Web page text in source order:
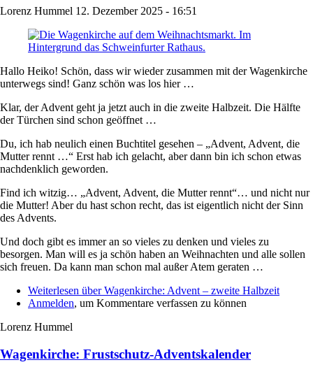
Lorenz Hummel 12. Dezember 2025 - 16:51
Hallo Heiko! Schön, dass wir wieder zusammen mit der Wagenkirche
unterwegs sind! Ganz schön was los hier …
Klar, der Advent geht ja jetzt auch in die zweite Halbzeit. Die Hälfte
der Türchen sind schon geöffnet …
Du, ich hab neulich einen Buchtitel gesehen – „Advent, Advent, die
Mutter rennt …“ Erst hab ich gelacht, aber dann bin ich schon etwas
nachdenklich geworden.
Find ich witzig… „Advent, Advent, die Mutter rennt“… und nicht nur
die Mutter! Aber du hast schon recht, das ist eigentlich nicht der Sinn
des Advents.
Und doch gibt es immer an so vieles zu denken und vieles zu
besorgen. Man will es ja schön haben an Weihnachten und alle sollen
sich freuen. Da kann man schon mal außer Atem geraten …
Weiterlesen über Wagenkirche: Advent – zweite Halbzeit
Anmelden, um Kommentare verfassen zu können
Lorenz Hummel
Wagenkirche: Frustschutz-Adventskalender